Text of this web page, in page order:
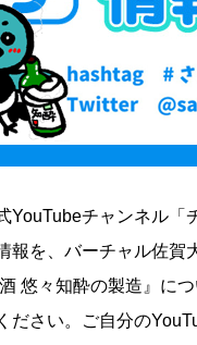
YouTubeチャンネル
報を、バーチャル佐
悠々知酔の製造』に
ださい。ご自分の